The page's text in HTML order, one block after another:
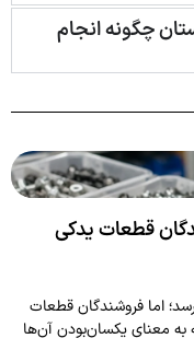
چگونه انجام
قطعات یدکی
اما فروشندگان قطعات
معنای یکسان‌بودن آن‌ها